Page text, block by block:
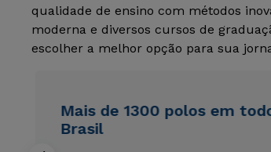
qualidade de ensino com métodos
moderna e diversos cursos de
escolher a melhor opção para sua
Mais de 1300 polos em
Brasil